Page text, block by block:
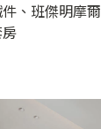
、班傑明摩